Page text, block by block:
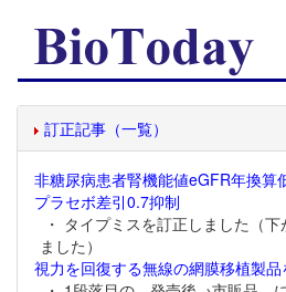
訂正記事（一覧）
非糖尿病患者腎機能値eGFR年換算
プラセボ差引0.7抑制
・ タイプミスを訂正しました（
ました）
視力を回復する無線の網膜移植製